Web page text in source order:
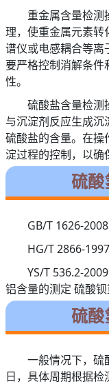
重金属含量检测
理，使重金属元素转
谱仪或电感耦合等离
要严格控制消解条件
性。
硫酸盐含量检测
与沉淀剂反应生成
硫酸盐的含量。在操
淀过程的控制，以确
硫酸
GB/T 1626-
HG/T 2866-
YS/T 536.2-
铝含量的测定 硫酸
硫酸
一般情况下，硫
日，具体周期根据